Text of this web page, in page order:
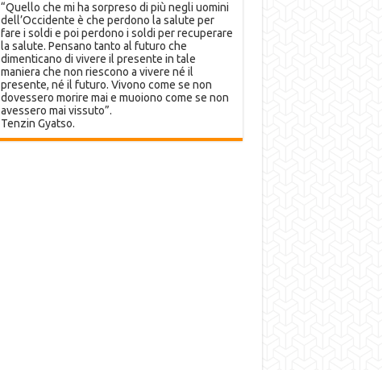
“Quello che mi ha sorpreso di più negli uomini
dell’Occidente è che perdono la salute per
fare i soldi e poi perdono i soldi per recuperare
la salute. Pensano tanto al futuro che
dimenticano di vivere il presente in tale
maniera che non riescono a vivere né il
presente, né il futuro. Vivono come se non
dovessero morire mai e muoiono come se non
avessero mai vissuto”.
Tenzin Gyatso.